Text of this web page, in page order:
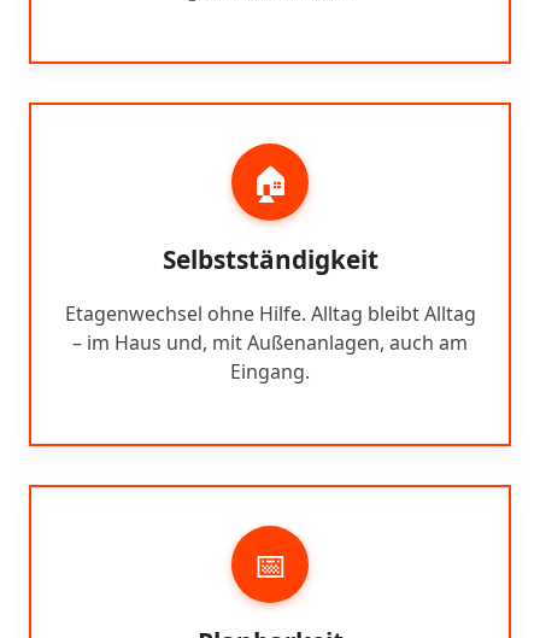
🏠
Selbstständigkeit
Etagenwechsel ohne Hilfe. Alltag bleibt Alltag
– im Haus und, mit Außenanlagen, auch am
Eingang.
📅